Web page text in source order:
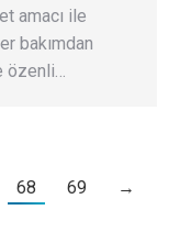
amacı ile
bakımdan
özenli…
68 69 →